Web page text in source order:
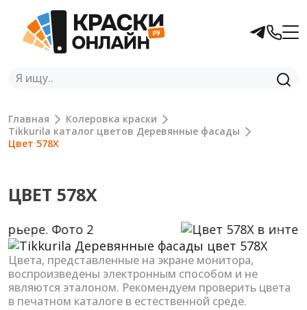
Главная
Колеровка краски
Tikkurila каталог цветов Деревянные фасады
Цвет 578X
ЦВЕТ 578X
Previous Next
Цвета, представленные на экране монитора,
воспроизведены электронным способом и не
являются эталоном. Рекомендуем проверить цвета
в печатном каталоге в естественной среде.